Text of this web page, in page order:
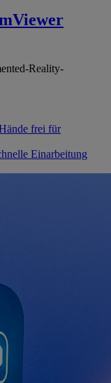
Reality-
frei für
Einarbeitung